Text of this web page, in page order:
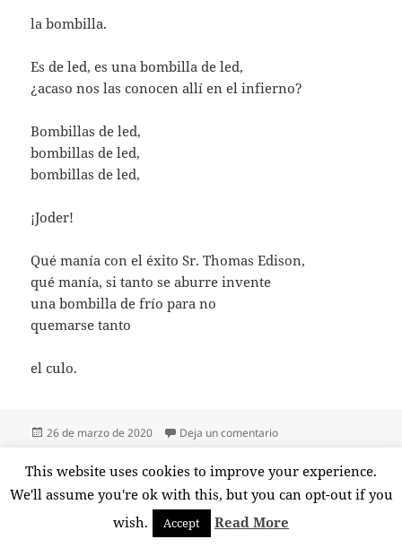
la bombilla.
Es de led, es una bombilla de led,
¿acaso nos las conocen allí en el infierno?
Bombillas de led,
bombillas de led,
bombillas de led,
¡Joder!
Qué manía con el éxito Sr. Thomas Edison,
qué manía, si tanto se aburre invente
una bombilla de frío para no
quemarse tanto
el culo.
Publicado
26 de marzo de 2020 Deja un comentarioen UNA BOMBILLA DE
Paginación
de
PÁGINA1
Funciona gracias a WordPress
This website uses cookies to improve your experience.
We'll assume you're ok with this, but you can opt-out if you
wish.
Accept Read More